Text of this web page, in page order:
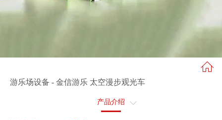
游乐场设备 - 金信游乐 太空漫步观光车
产品介绍